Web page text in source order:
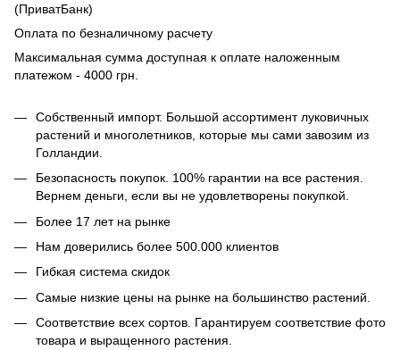
(ПриватБанк)
Оплата по безналичному расчету
Максимальная сумма доступная к оплате наложенным
платежом - 4000 грн.
Собственный импорт. Большой ассортимент луковичных
растений и многолетников, которые мы сами завозим из
Голландии.
Безопасность покупок. 100% гарантии на все растения.
Вернем деньги, если вы не удовлетворены покупкой.
Более 17 лет на рынке
Нам доверились более 500.000 клиентов
Гибкая система скидок
Самые низкие цены на рынке на большинство растений.
Соответствие всех сортов. Гарантируем соответствие фото
товара и выращенного растения.